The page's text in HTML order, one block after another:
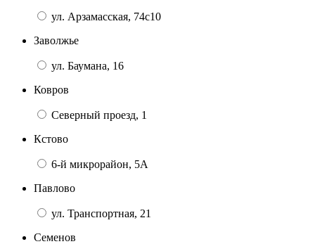
ул. Арзамасская, 74с10
Заволжье
ул. Баумана, 16
Ковров
Северный проезд, 1
Кстово
6-й микрорайон, 5А
Павлово
ул. Транспортная, 21
Семенов